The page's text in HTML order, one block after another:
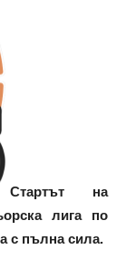
Стартът на
лига по
с пълна сила.